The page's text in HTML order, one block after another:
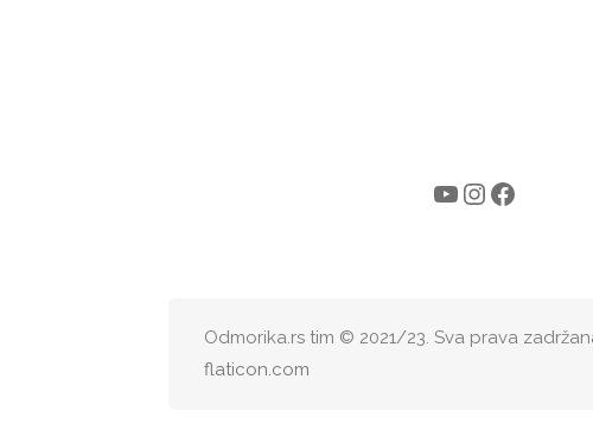
Odmorika.rs tim © 2021/23. Sva prava
flaticon.com